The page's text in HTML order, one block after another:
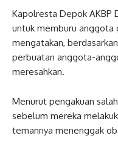
Kapolresta Depok AKBP
untuk memburu anggota
mengatakan,
perbuatan anggota-
meresahkan.
Menurut pengakuan
sebelum mereka
temannya menenggak